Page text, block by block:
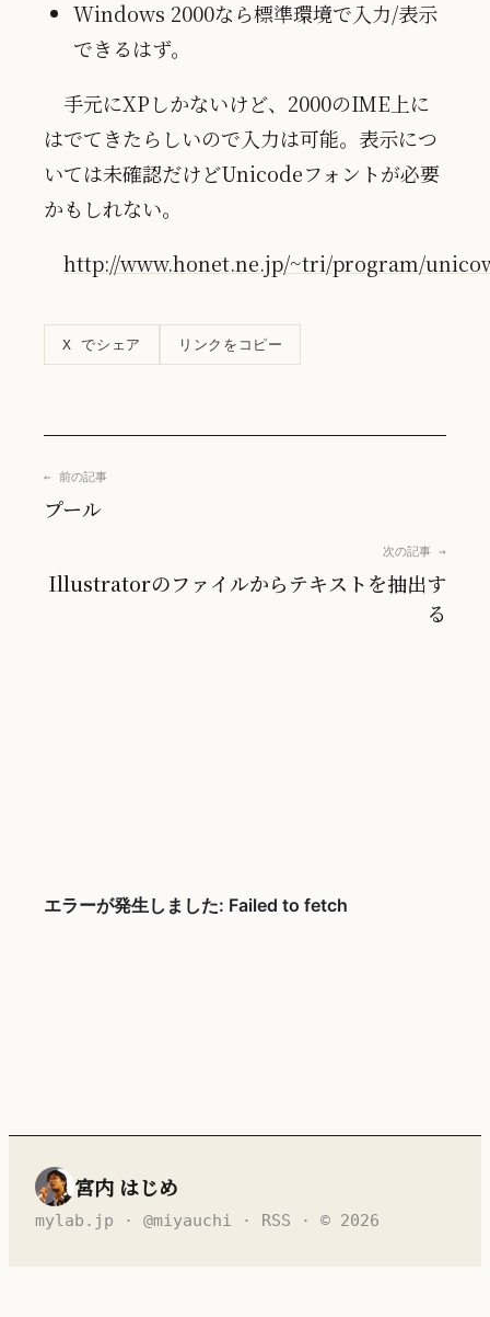
Windows 2000なら標準環境で入力/表示
できるはず。
手元にXPしかないけど、2000のIME上に
はでてきたらしいので入力は可能。表示につ
いては未確認だけどUnicodeフォントが必要
かもしれない。
http://www.honet.ne.jp/~tri/program/
X でシェア リンクをコピー
← 前の記事
プール
次の記事 →
Illustratorのファイルからテキストを抽出す
る
宮内 はじめ
mylab.jp · @miyauchi · RSS · © 2026